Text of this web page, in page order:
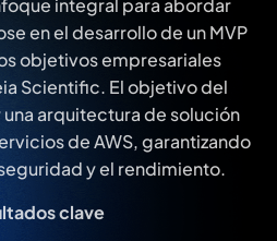
integral para abordar
en el desarrollo de un MVP
objetivos empresariales
Scientific. El objetivo del
arquitectura de solución
de AWS, garantizando
y el rendimiento.
clave